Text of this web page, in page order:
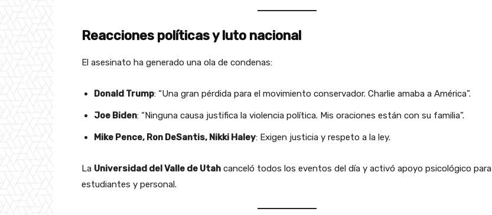
Reacciones políticas y luto nacional
El asesinato ha generado una ola de condenas:
Donald Trump: “Una gran pérdida para el movimiento conservador. Charlie amaba a América”.
Joe Biden: “Ninguna causa justifica la violencia política. Mis oraciones están con su familia”.
Mike Pence, Ron DeSantis, Nikki Haley: Exigen justicia y respeto a la ley.
La Universidad del Valle de Utah canceló todos los eventos del día y activó apoyo psicológico para
estudiantes y personal.